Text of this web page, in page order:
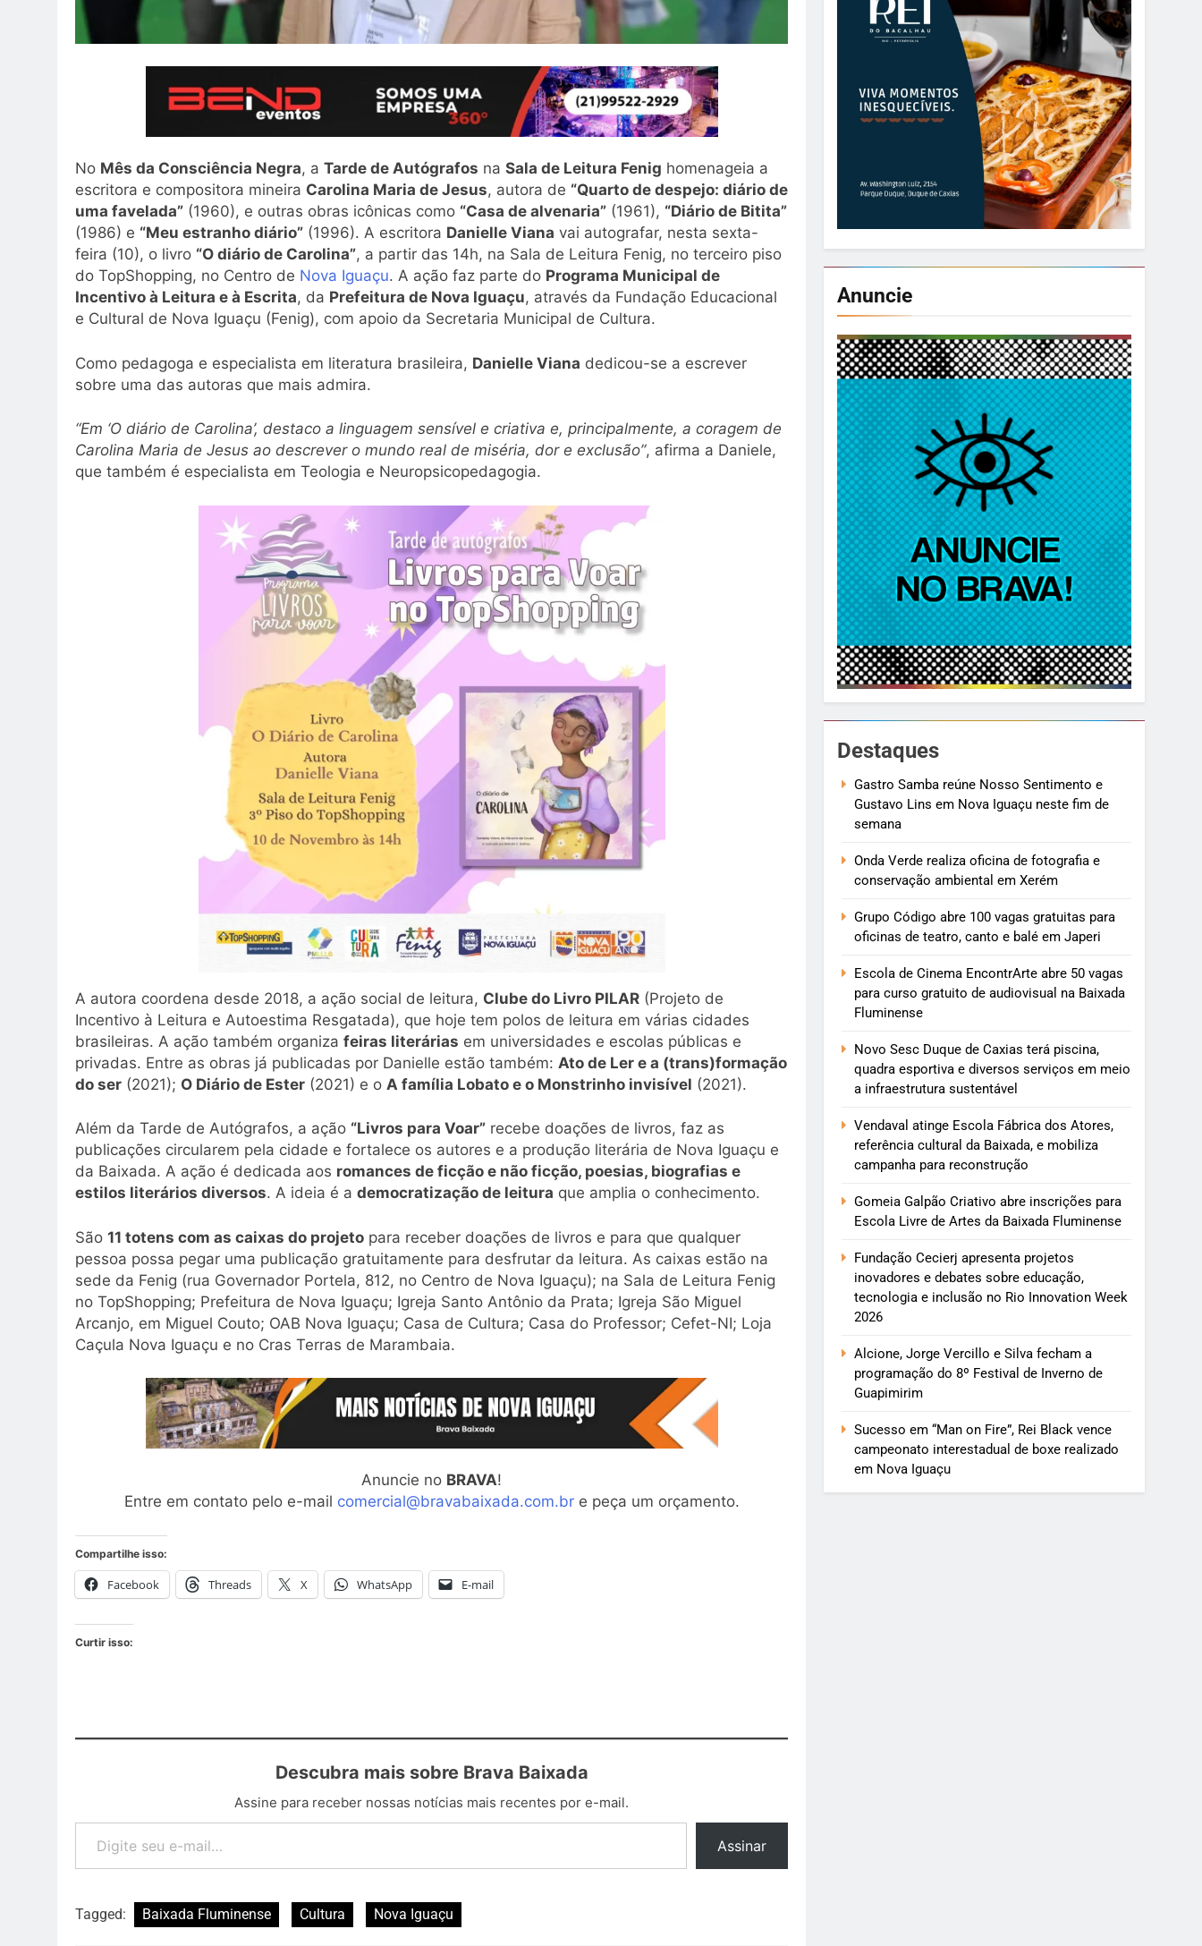
No Mês da Consciência Negra, a Tarde de Autógrafos na Sala de Leitura Fenig homenageia a
escritora e compositora mineira Carolina Maria de Jesus, autora de “Quarto de despejo: diário de
uma favelada” (1960), e outras obras icônicas como “Casa de alvenaria” (1961), “Diário de Bitita”
(1986) e “Meu estranho diário” (1996). A escritora Danielle Viana vai autografar, nesta sexta-
feira (10), o livro “O diário de Carolina”, a partir das 14h, na Sala de Leitura Fenig, no terceiro piso
do TopShopping, no Centro de Nova Iguaçu. A ação faz parte do Programa Municipal de
Incentivo à Leitura e à Escrita, da Prefeitura de Nova Iguaçu, através da Fundação Educacional
e Cultural de Nova Iguaçu (Fenig), com apoio da Secretaria Municipal de Cultura.
Como pedagoga e especialista em literatura brasileira, Danielle Viana dedicou-se a escrever
sobre uma das autoras que mais admira.
“Em ‘O diário de Carolina’, destaco a linguagem sensível e criativa e, principalmente, a coragem de
Carolina Maria de Jesus ao descrever o mundo real de miséria, dor e exclusão”, afirma a Daniele,
que também é especialista em Teologia e Neuropsicopedagogia.
A autora coordena desde 2018, a ação social de leitura, Clube do Livro PILAR (Projeto de
Incentivo à Leitura e Autoestima Resgatada), que hoje tem polos de leitura em várias cidades
brasileiras. A ação também organiza feiras literárias em universidades e escolas públicas e
privadas. Entre as obras já publicadas por Danielle estão também: Ato de Ler e a (trans)formação
do ser (2021); O Diário de Ester (2021) e o A família Lobato e o Monstrinho invisível (2021).
Além da Tarde de Autógrafos, a ação “Livros para Voar” recebe doações de livros, faz as
publicações circularem pela cidade e fortalece os autores e a produção literária de Nova Iguaçu e
da Baixada. A ação é dedicada aos romances de ficção e não ficção, poesias, biografias e
estilos literários diversos. A ideia é a democratização de leitura que amplia o conhecimento.
São 11 totens com as caixas do projeto para receber doações de livros e para que qualquer
pessoa possa pegar uma publicação gratuitamente para desfrutar da leitura. As caixas estão na
sede da Fenig (rua Governador Portela, 812, no Centro de Nova Iguaçu); na Sala de Leitura Fenig
no TopShopping; Prefeitura de Nova Iguaçu; Igreja Santo Antônio da Prata; Igreja São Miguel
Arcanjo, em Miguel Couto; OAB Nova Iguaçu; Casa de Cultura; Casa do Professor; Cefet-NI; Loja
Caçula Nova Iguaçu e no Cras Terras de Marambaia.
Anuncie no BRAVA!
Entre em contato pelo e-mail comercial@bravabaixada.com.bre peça um orçamento.
Compartilhe isso:
Facebook Threads X WhatsApp E-mail
Curtir isso:
Descubra mais sobre Brava Baixada
Assine para receber nossas notícias mais recentes por e-mail.
Assinar
Tagged: Baixada Fluminense Cultura Nova Iguaçu
Anuncie
Destaques
Gastro Samba reúne Nosso Sentimento e
Gustavo Lins em Nova Iguaçu neste fim de
semana
Onda Verde realiza oficina de fotografia e
conservação ambiental em Xerém
Grupo Código abre 100 vagas gratuitas para
oficinas de teatro, canto e balé em Japeri
Escola de Cinema EncontrArte abre 50 vagas
para curso gratuito de audiovisual na Baixada
Fluminense
Novo Sesc Duque de Caxias terá piscina,
quadra esportiva e diversos serviços em meio
a infraestrutura sustentável
Vendaval atinge Escola Fábrica dos Atores,
referência cultural da Baixada, e mobiliza
campanha para reconstrução
Gomeia Galpão Criativo abre inscrições para
Escola Livre de Artes da Baixada Fluminense
Fundação Cecierj apresenta projetos
inovadores e debates sobre educação,
tecnologia e inclusão no Rio Innovation Week
2026
Alcione, Jorge Vercillo e Silva fecham a
programação do 8º Festival de Inverno de
Guapimirim
Sucesso em “Man on Fire”, Rei Black vence
campeonato interestadual de boxe realizado
em Nova Iguaçu